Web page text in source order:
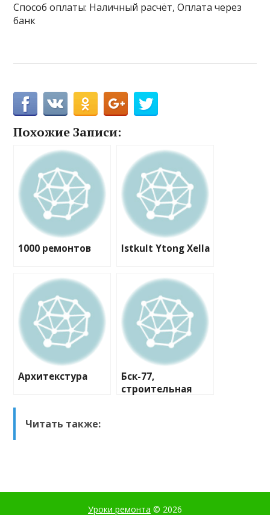
Способ оплаты: Наличный расчёт, Оплата через
банк
Похожие Записи:
1000 ремонтов Istkult Ytong Xella
Архитекстура
Бск-77,
строительная
Читать также:
Уроки ремонта © 2026